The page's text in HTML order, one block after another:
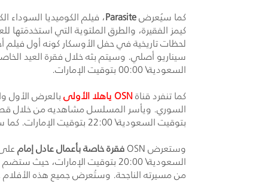
كما سيُعرضParasite
كيمز الفقيرة، والطرق الملتوية التي
لحظات تاريخية في حفل الأوسكار كونه أول
سيناريو أصلي. وسيتم بثه خلال فقرة العيد
السعودية\ 00:00 بتوقيت الإمارات.
كما تنفرد قناةOSNياهلا الأولىبالعرض الأول
بتوقيت السعودية\ 22:00 بتوقيت الإمارات. كما سيكون العمل متوفراً على
وستعرضOSNفقرة خاصة بأعمال عادل إمام
من مسيرته الناجحة. وستُعرض جميع هذه